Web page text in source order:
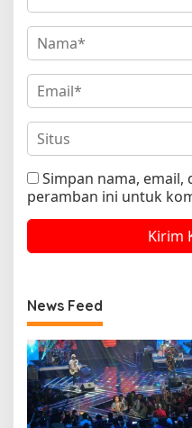
Simpan nama, email,
peramban ini untuk
News Feed